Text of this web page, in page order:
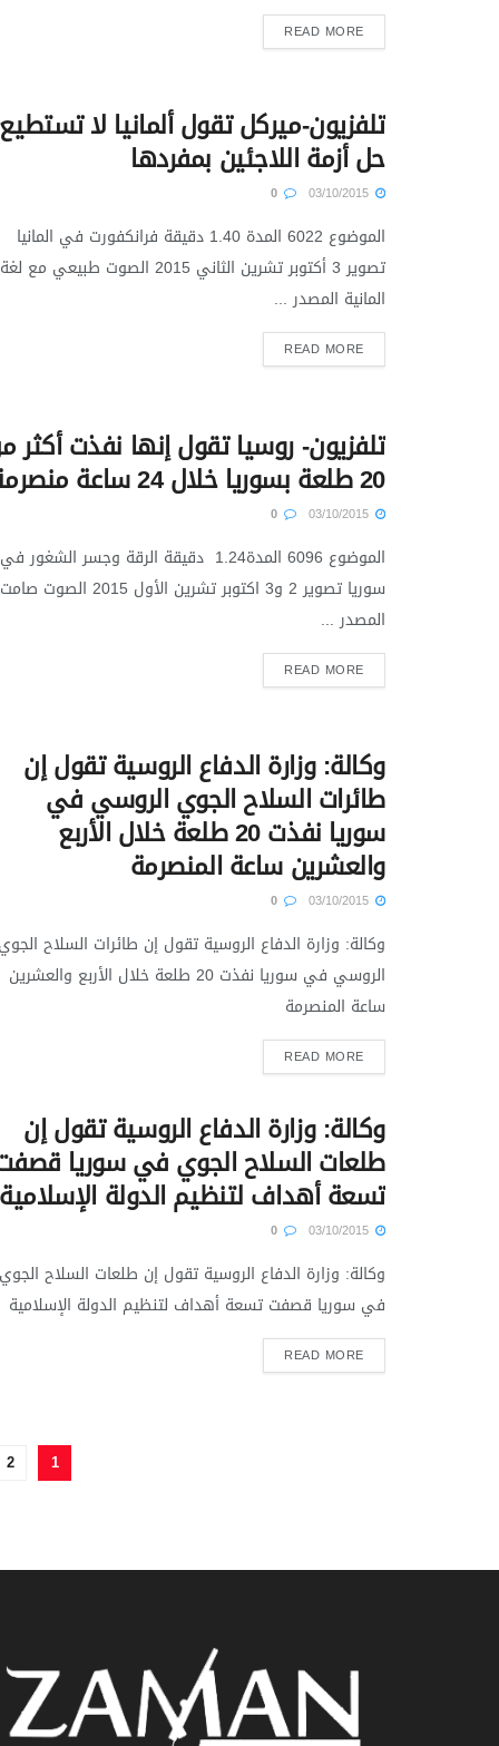
READ MORE
تلفزيون-ميركل تقول ألمانيا لا تستطيع
حل أزمة اللاجئين بمفردها
الموضوع 6022 المدة 1.40 دقيقة فرانكفورت في المانيا
تصوير 3 أكتوبر تشرين الثاني 2015 الصوت طبيعي مع لغة
المانية المصدر ...
READ MORE
تلفزيون- روسيا تقول إنها نفذت أكثر
20 طلعة بسوريا خلال 24 ساعة منصرمة
الموضوع ‭6096‬ المدة‭ ‬‭1.24‬ دقيقة الرقة وجسر الشغور في
سوريا تصوير 2 و3 اكتوبر تشرين الأول 2015 الصوت صامت
المصدر ...
READ MORE
وكالة: وزارة الدفاع الروسية تقول إن
طائرات السلاح الجوي الروسي في
سوريا نفذت 20 طلعة خلال الأربع
والعشرين ساعة المنصرمة
وكالة: وزارة الدفاع الروسية تقول إن طائرات السلاح الجوي
الروسي في سوريا نفذت 20 طلعة خلال الأربع والعشرين
ساعة المنصرمة
READ MORE
وكالة: وزارة الدفاع الروسية تقول إن
طلعات السلاح الجوي في سوريا
تسعة أهداف لتنظيم الدولة الإسلامية
وكالة: وزارة الدفاع الروسية تقول إن طلعات السلاح الجوي
في سوريا قصفت تسعة أهداف لتنظيم الدولة الإسلامية
READ MORE
1
2